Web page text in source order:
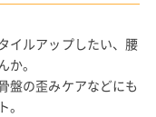
イルアップしたい、腰
。
盤の歪みケアなどにも